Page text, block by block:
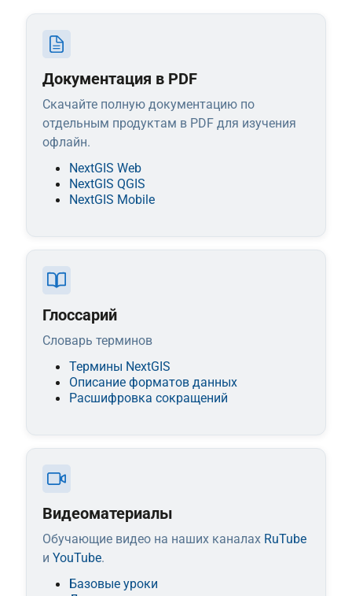
Документация в PDF
Скачайте полную документацию по
отдельным продуктам в PDF для изучения
офлайн.
NextGIS Web
NextGIS QGIS
NextGIS Mobile
Глоссарий
Cловарь терминов
Термины NextGIS
Описание форматов данных
Расшифровка сокращений
Видеоматериалы
Обучающие видео на наших каналах RuTube
и YouTube.
Базовые уроки